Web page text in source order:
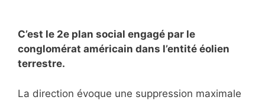
C’est le 2e plan social engagé par le
conglomérat américain dans l’entité éolien
terrestre.
La direction évoque une suppression maximale